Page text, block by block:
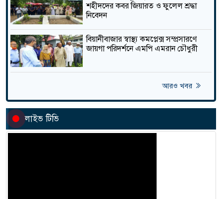
জনবল ও জন্মনিয়ন্ত্রণ সামগ্রীর
সংকটে বিয়ানীবাজারে বেড়েছে
জন্মহার
তাজা
জগন্নাথপু‌রে নৌকা ডু‌বি‌তে ২ জনের
তাজা
শহীদদের কবর জিয়ারত ও ফুলেল শ্রদ্ধা
নিবেদন
বিয়ানীবাজার স্বাস্থ্য কমপ্লেক্স সম্প্রসারণে
জায়গা পরিদর্শনে এমপি এমরান চৌধুরী
আরও খবর
লাইভ টিভি